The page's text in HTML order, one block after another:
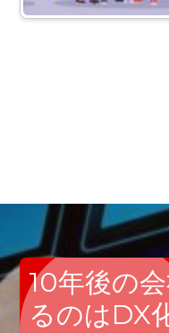
10年後の
るのはDX